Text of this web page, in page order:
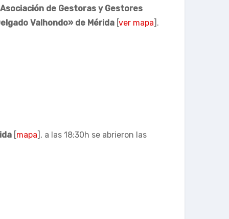
Asociación de Gestoras y Gestores
Valhondo» de Mérida [ver mapa].
[mapa], a las 18:30h se abrieron las